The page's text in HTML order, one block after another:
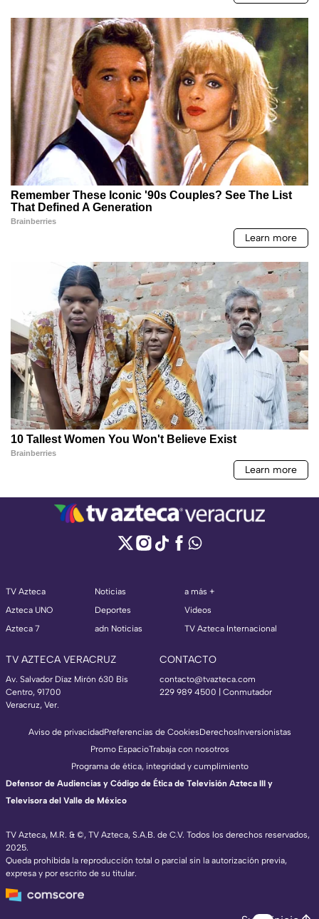
TV Azteca
Azteca UNO
Azteca 7
Noticias
Deportes
adn Noticias
a más +
Videos
TV Azteca Internacional
TV AZTECA VERACRUZ
Av. Salvador Díaz Mirón 630 Bis
Centro, 91700
Veracruz, Ver.
CONTACTO
contacto@tvazteca.com
229 989 4500 | Conmutador
TV Azteca, M.R. & ©, TV Azteca, S.A.B. de C.V. Todos los derechos reservados,
2025.
Queda prohibida la reproducción total o parcial sin la autorización previa,
expresa y por escrito de su titular.
Aviso de privacidadPreferencias de CookiesDerechosInversionistas
Promo EspacioTrabaja con nosotros
Programa de ética, integridad y cumplimiento
Defensor de Audiencias y Código de Ética de Televisión Azteca III y
Televisora del Valle de México